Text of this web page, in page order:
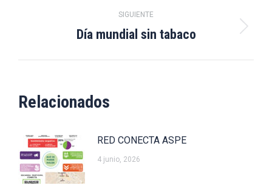
publicaciones
SIGUIENTE
Publicación
Día mundial sin tabaco
Relacionados
RED CONECTA ASPE
4 junio, 2026